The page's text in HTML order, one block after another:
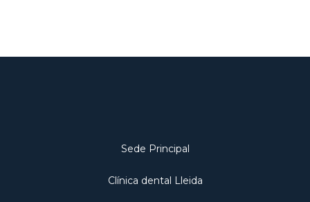
Sede Principal
Clínica dental Lleida